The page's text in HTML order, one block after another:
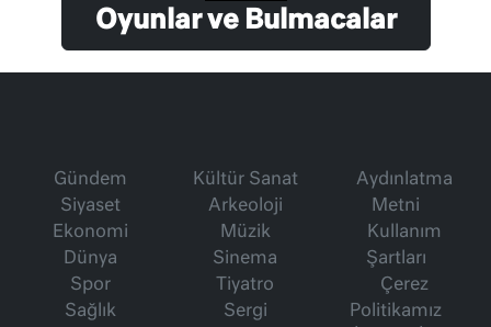
Oyunlar ve Bulmacalar
Gündem
Siyaset
Ekonomi
Dünya
Spor
Sağlık
Kültür Sanat
Arkeoloji
Müzik
Sinema
Tiyatro
Sergi
Aydınlatma
Metni
Kullanım
Şartları
Çerez
Politikamız